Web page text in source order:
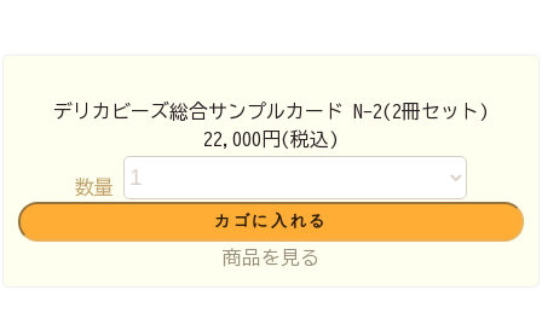
デリカビーズ総合サンプルカード N-2(2冊セット)
22,000円(税込)
数量
商品を見る